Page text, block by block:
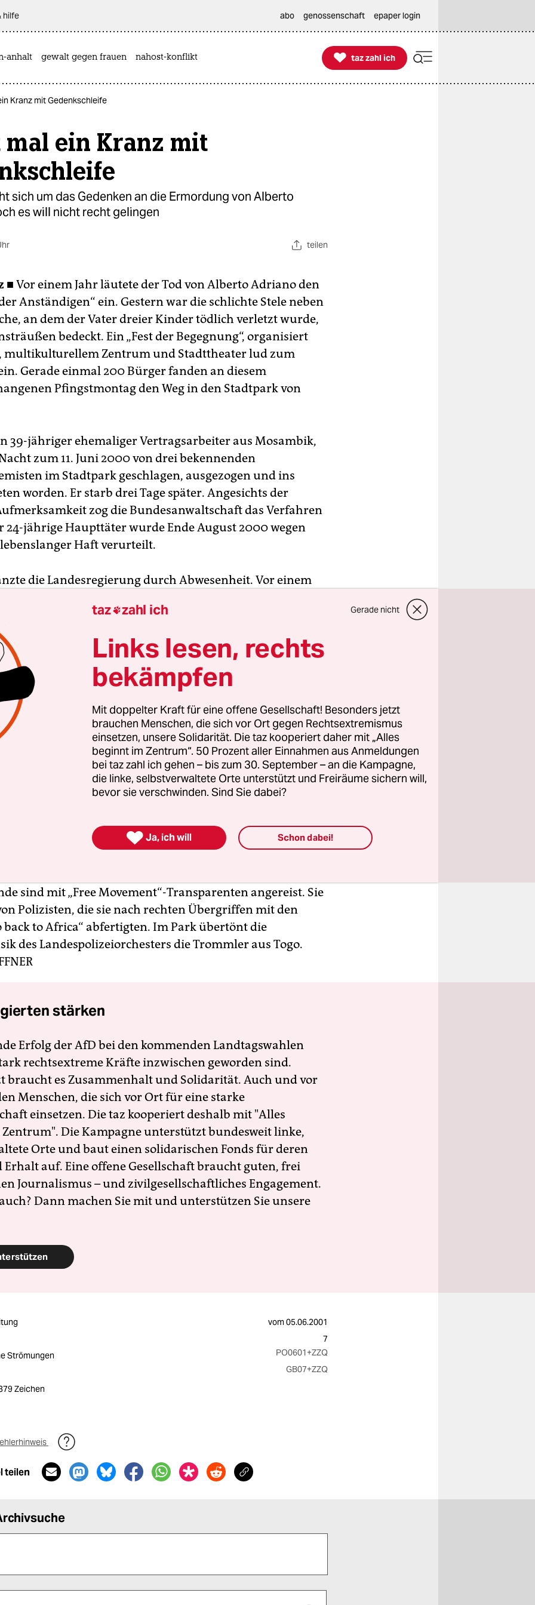
hilfe abo genossenschaft epaper login
anhalt gewalt gegen frauen nahost-konflikt 
taz zahl ich
taz zahl ich
Kranz mit Gedenkschleife
ein Kranz mit
sich um das Gedenken an die Ermordung von Alberto
es will nicht recht gelingen
teilen
■ Vor einem Jahr läutete der Tod von Alberto Adriano den
Anständigen“ ein. Gestern war die schlichte Stele neben
an dem der Vater dreier Kinder tödlich verletzt wurde,
bedeckt. Ein „Fest der Begegnung“, organisiert
multikulturellem Zentrum und Stadttheater lud zum
Gerade einmal 200 Bürger fanden an diesem
Pfingstmontag den Weg in den Stadtpark von
39-jähriger ehemaliger Vertragsarbeiter aus Mosambik,
zum 11. Juni 2000 von drei bekennenden
im Stadtpark geschlagen, ausgezogen und ins
worden. Er starb drei Tage später. Angesichts der
zog die Bundesanwaltschaft das Verfahren
24-jährige Haupttäter wurde Ende August 2000 wegen
Haft verurteilt.
die Landesregierung durch Abwesenheit. Vor einem
diktiert, wer zulasse, dass die rechten Gewalttaten
werde Teil der Gewalt. Dem parteilosen
Hans-Georg Otto ist Alberto Adriano nicht einmal einen
wert. Ein Blumengebinde und ein
für Angelika Adriano, die noch immer auf Unterstützung
wartet – dann eilt er davon.
Kohl erklärt, dass „Dessau nie eine rechte Hochburg
heute keine sei. Im vergangenen Jahr habe die Polizei
den ausländischen Mitbürgern aufgenommen.
den rund 100 anwesenden Asylbwerbern und
Leone zeigt auf seinen fehlenden Schneidezahn. Acht Rechte
zwei Jahren in der Innenstadt angegriffen.
sind mit „Free Movement“-Transparenten angereist. Sie
Polizisten, die sie nach rechten Übergriffen mit den
back to Africa“ abfertigten. Im Park übertönt die
des Landespolizeiorchesters die Trommler aus Togo.
stärken
Erfolg der AfD bei den kommenden Landtagswahlen
rechtsextreme Kräfte inzwischen geworden sind.
braucht es Zusammenhalt und Solidarität. Auch und vor
Menschen, die sich vor Ort für eine starke
einsetzen. Die taz kooperiert deshalb mit "Alles
Die Kampagne unterstützt bundesweit linke,
Orte und baut einen solidarischen Fonds für deren
Erhalt auf. Eine offene Gesellschaft braucht guten, frei
Journalismus – und zivilgesellschaftliches Engagement.
Dann machen Sie mit und unterstützen Sie unsere
vom05.06.2001
7
Strömungen
PO0601+ZZQ
GB07+ZZQ
Zeichen
teilen
taz zahl ich Gerade nicht
Links lesen, rechts
bekämpfen
Mit doppelter Kraft für eine offene Gesellschaft! Besonders jetzt
brauchen Menschen, die sich vor Ort gegen Rechtsextremismus
einsetzen, unsere Solidarität. Die taz kooperiert daher mit „Alles
beginnt im Zentrum“. 50 Prozent aller Einnahmen aus Anmeldungen
bei taz zahl ich gehen – bis zum 30. September – an die Kampagne,
die linke, selbstverwaltete Orte unterstützt und Freiräume sichern will,
bevor sie verschwinden. Sind Sie dabei?
 Ja, ich will Schon dabei!